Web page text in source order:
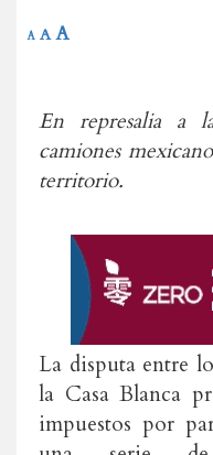
A A A
En represalia a
camiones
territorio.
La disputa entre
la Casa Blanca
impuestos por